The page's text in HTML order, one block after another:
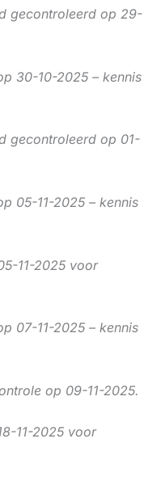
gecontroleerd op 29-
30-10-2025 – kennis
gecontroleerd op 01-
05-11-2025 – kennis
11-2025 voor
07-11-2025 – kennis
op 09-11-2025.
11-2025 voor